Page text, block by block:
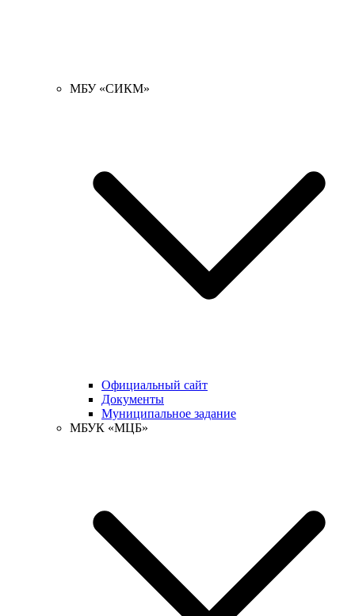
МБУ «СИКМ»
Официальный сайт
Документы
Муниципальное задание
МБУК «МЦБ»